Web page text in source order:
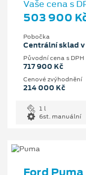
Vaše cena s
503 900
Pobočka
Centrální sklad v
Původní cena s DPH
717 900 Kč
Cenové zvýhodnění
214 000 Kč
1 l
6st. manuální